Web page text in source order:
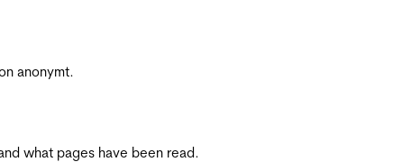
anonymt.
what pages have been read.